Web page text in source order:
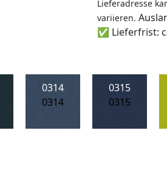
Lieferadresse
variieren.
✅ Lieferfrist:
0314
0314
0315
0315